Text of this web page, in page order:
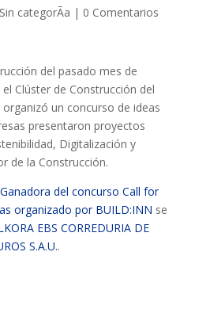
Sin categorÃ­a | 0 Comentarios
del pasado mes de
Clúster de Construcción del
organizó un concurso de ideas
presentaron proyectos
Digitalización y
de la Construcción.
del concurso Call for
organizado por BUILD:INN se
EBS CORREDURIA DE
S.A.U..